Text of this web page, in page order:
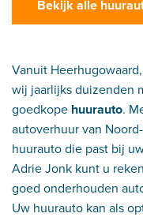
Bekijk alle
Vanuit
wij jaarlijks duizenden
goedkope huurauto.
autoverhuur van
huurauto die past bij
Adrie Jonk kunt u
goed onderhouden
Uw huurauto kan als